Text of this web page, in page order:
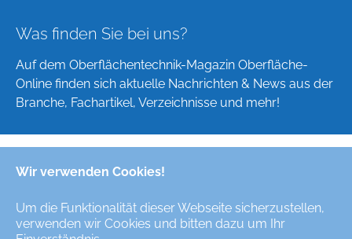
Wir verwenden Cookies!
Um die Funktionalität dieser Webseite sicherzustellen,
verwenden wir Cookies und bitten dazu um Ihr
Was finden Sie bei uns?
Auf dem Oberflächentechnik-Magazin Oberfläche-
Online finden sich aktuelle Nachrichten & News aus der
Branche, Fachartikel, Verzeichnisse und mehr!
Deutsch
Alle Rechte/All Rights Reserved © Oberfläche-Online,